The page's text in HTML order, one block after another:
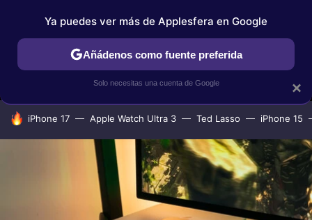
MENÚ NUEVO
TUTORIALES APPLESFERA SELECCIÓN
HOY SE HABLA DE
iPhone 17 Apple Watch Ultra 3 Ted Lasso iPhone 15
×
Ya puedes ver más de Applesfera en Google
Añádenos como fuente preferida
Solo necesitas una cuenta de Google